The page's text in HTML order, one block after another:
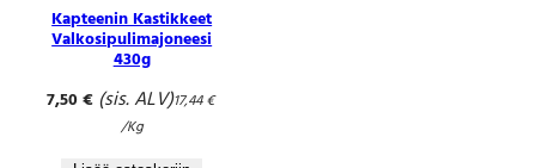
Kapteenin Kastikkeet
Valkosipulimajoneesi
430g
7,50€ (sis. ALV)17,44€
/Kg